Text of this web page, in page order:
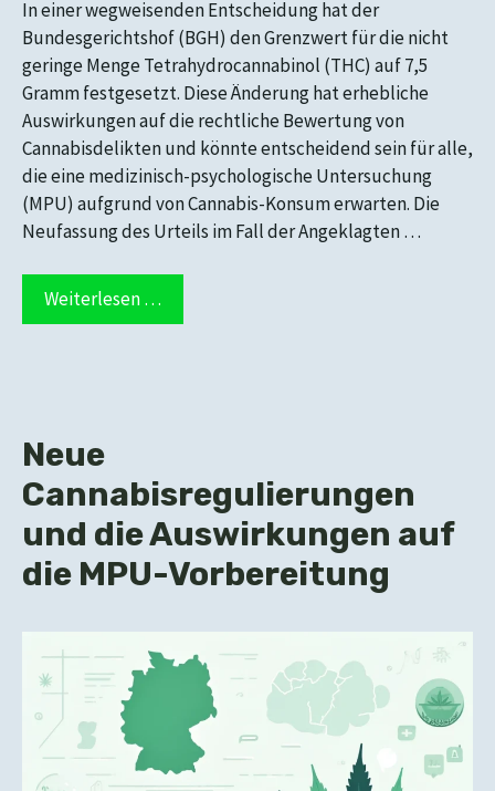
In einer wegweisenden Entscheidung hat der
Bundesgerichtshof (BGH) den Grenzwert für die nicht
geringe Menge Tetrahydrocannabinol (THC) auf 7,5
Gramm festgesetzt. Diese Änderung hat erhebliche
Auswirkungen auf die rechtliche Bewertung von
Cannabisdelikten und könnte entscheidend sein für alle,
die eine medizinisch-psychologische Untersuchung
(MPU) aufgrund von Cannabis-Konsum erwarten. Die
Neufassung des Urteils im Fall der Angeklagten …
Weiterlesen …
Neue
Cannabisregulierungen
und die Auswirkungen auf
die MPU-Vorbereitung